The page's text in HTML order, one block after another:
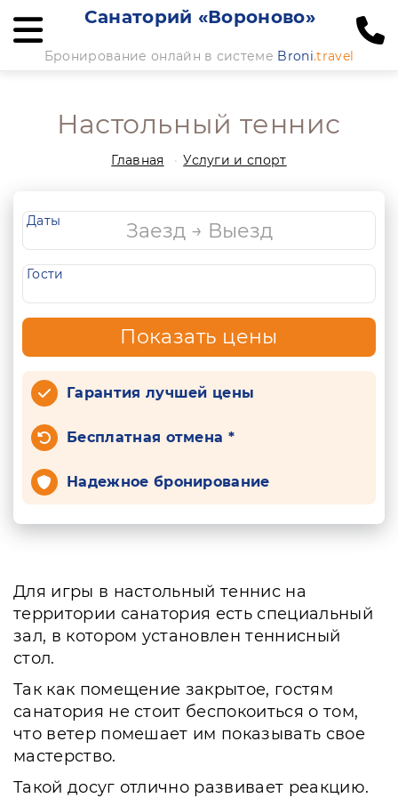
Санаторий «Вороново»
Бронирование онлайн в системе Broni.travel
Настольный теннис
Главная Услуги и спорт
Даты
Гости
Показать цены
Гарантия лучшей цены
Бесплатная отмена *
Надежное бронирование
Для игры в настольный теннис на
территории санатория есть специальный
зал, в котором установлен теннисный
стол.
Так как помещение закрытое, гостям
санатория не стоит беспокоиться о том,
что ветер помешает им показывать свое
мастерство.
Такой досуг отлично развивает реакцию.